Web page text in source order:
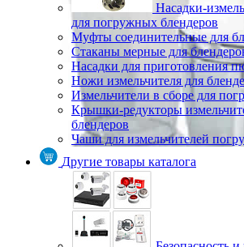
Насадки-
для погружных блендеров
Муфты соединительные для
Стаканы мерные для
Насадки для приготовления
Ножи измельчителя для
Измельчители в сборе для
Крышки-редукторы
блендеров
Чаши для измельчителей
Другие товары каталога